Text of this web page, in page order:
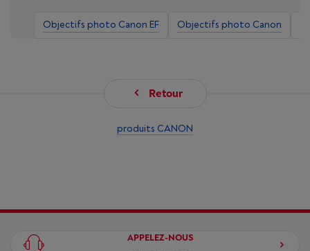
Objectifs photo Canon EF Objectifs photo Canon
Retour
produits CANON
APPELEZ-NOUS